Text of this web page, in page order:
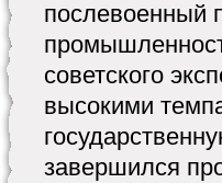
послевоенный
советского
высокими
завершился